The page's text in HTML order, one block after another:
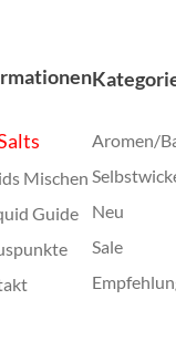
Mischen
Guide
Aromen/
Neu
Sale